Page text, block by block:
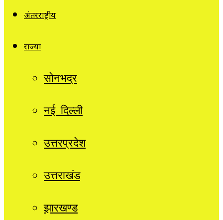
अंतरराष्ट्रीय
राज्यों
सोनभद्र
नई दिल्ली
उत्तरप्रदेश
उत्तराखंड
झारखण्ड